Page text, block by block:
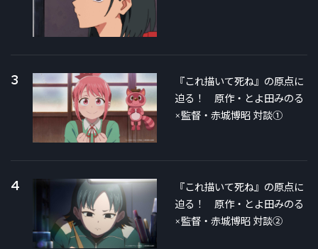
3
『これ描いて死ね』の原点に
迫る！ 原作・とよ田みのる
×監督・赤城博昭 対談①
4
『これ描いて死ね』の原点に
迫る！ 原作・とよ田みのる
×監督・赤城博昭 対談②